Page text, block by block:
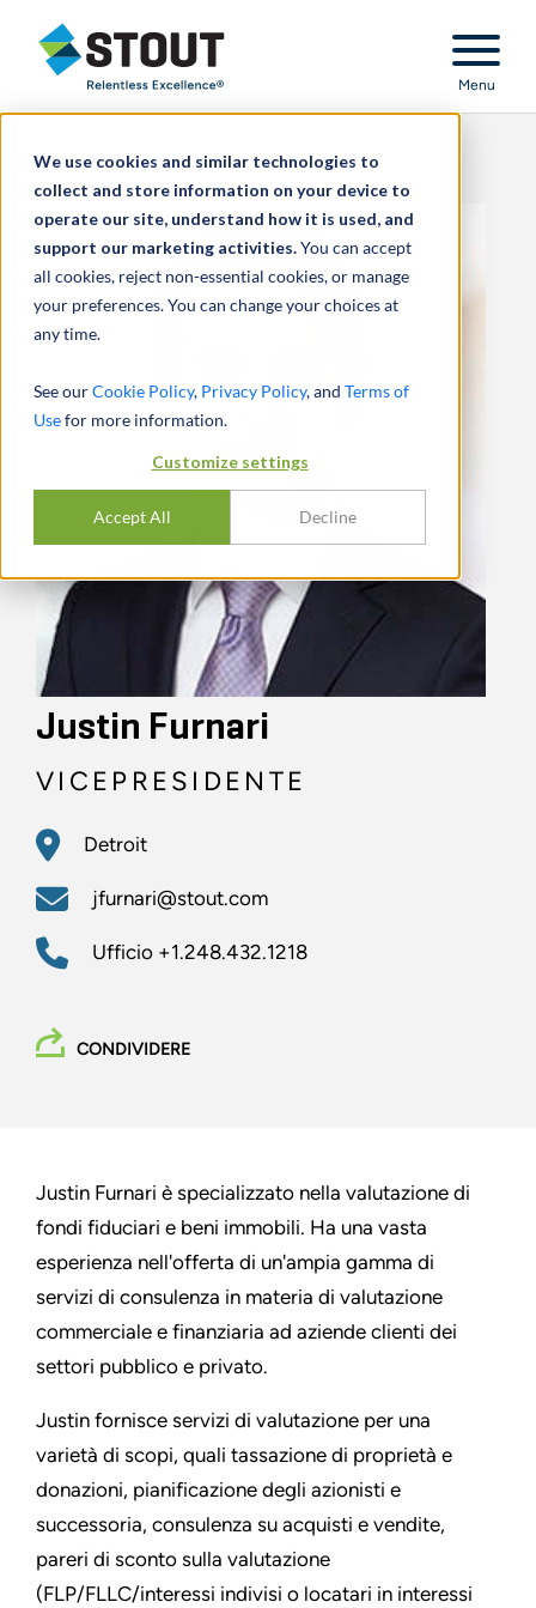
We use cookies and similar technologies to
collect and store information on your device to
operate our site, understand how it is used, and
support our marketing activities.You can accept
all cookies, reject non-essential cookies, or manage
your preferences. You can change your choices at
any time.
See ourCookie Policy, Privacy Policy, and Terms of
Usefor more information.
Customize settings
Accept All Decline
Stout Relentless Excellence
Menu
Justin Furnari
VICEPRESIDENTE
Detroit
jfurnari@stout.com
Ufficio +1.248.432.1218
CONDIVIDERE
Justin Furnari è specializzato nella valutazione di
fondi fiduciari e beni immobili. Ha una vasta
esperienza nell'offerta di un'ampia gamma di
servizi di consulenza in materia di valutazione
commerciale e finanziaria ad aziende clienti dei
settori pubblico e privato.
Justin fornisce servizi di valutazione per una
varietà di scopi, quali tassazione di proprietà e
donazioni, pianificazione degli azionisti e
successoria, consulenza su acquisti e vendite,
pareri di sconto sulla valutazione
(FLP/FLLC/interessi indivisi o locatari in interessi